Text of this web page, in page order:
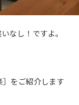
なし！ですよ。
をご紹介します